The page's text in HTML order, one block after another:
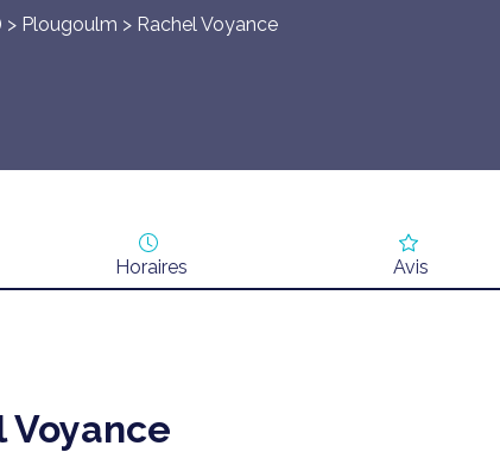
> Plougoulm > Rachel Voyance
Horaires Avis
Voyance